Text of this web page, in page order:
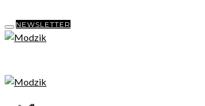
NEWSLETTER